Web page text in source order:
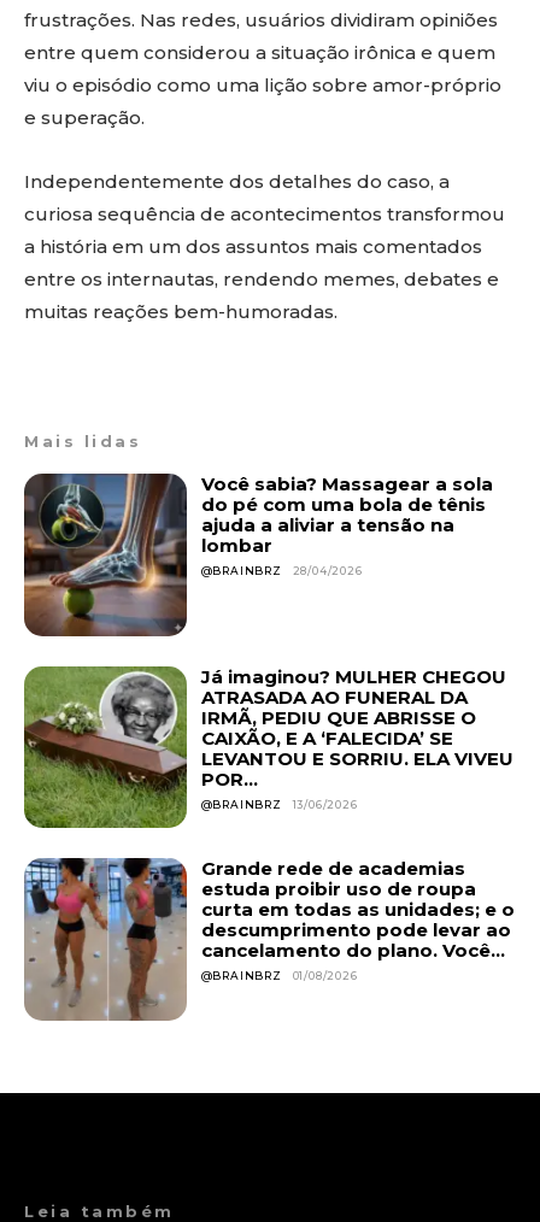
frustrações. Nas redes, usuários dividiram opiniões
entre quem considerou a situação irônica e quem
viu o episódio como uma lição sobre amor-próprio
e superação.
Independentemente dos detalhes do caso, a
curiosa sequência de acontecimentos transformou
a história em um dos assuntos mais comentados
entre os internautas, rendendo memes, debates e
muitas reações bem-humoradas.
Mais lidas
Você sabia? Massagear a sola
do pé com uma bola de tênis
ajuda a aliviar a tensão na
lombar
@BRAINBRZ 28/04/2026
Já imaginou? MULHER CHEGOU
ATRASADA AO FUNERAL DA
IRMÃ, PEDIU QUE ABRISSE O
CAIXÃO, E A ‘FALECIDA’ SE
LEVANTOU E SORRIU. ELA VIVEU
POR...
@BRAINBRZ 13/06/2026
Grande rede de academias
estuda proibir uso de roupa
curta em todas as unidades; e o
descumprimento pode levar ao
cancelamento do plano. Você...
@BRAINBRZ 01/08/2026
Leia também